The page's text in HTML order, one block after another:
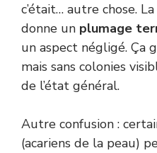
c’était… autre chose.
donne un plumage
un aspect négligé. Ça
mais sans colonies
de l’état général.
Autre confusion :
(acariens de la peau)